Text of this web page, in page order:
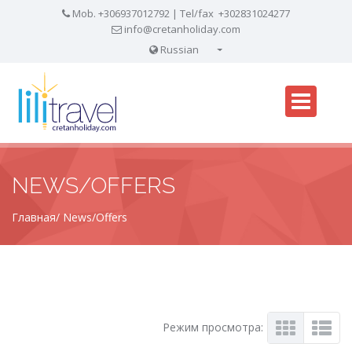
Mob. +306937012792 | Tel/fax +302831024277
info@cretanholiday.com
Russian
NEWS/OFFERS
Главная News/Offers
Режим просмотра: